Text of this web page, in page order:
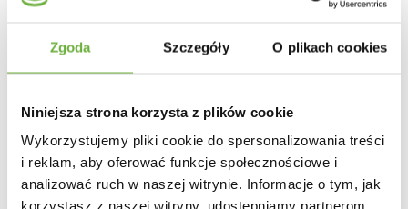
Zgoda Szczegóły O plikach cookies
Niniejsza strona korzysta z plików cookie
Wykorzystujemy pliki cookie do spersonalizowania treści
i reklam, aby oferować funkcje społecznościowe i
analizować ruch w naszej witrynie. Informacje o tym, jak
korzystasz z naszej witryny, udostępniamy partnerom